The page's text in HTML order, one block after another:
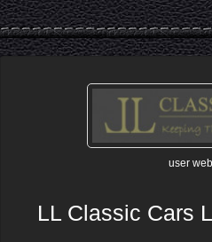
user
LL Classic Cars